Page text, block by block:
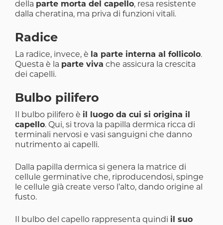
della parte morta del capello, resa resistente
dalla cheratina, ma priva di funzioni vitali.
Radice
La radice, invece, è la parte interna al follicolo.
Questa è la parte viva che assicura la crescita
dei capelli.
Bulbo pilifero
Il bulbo pilifero è il luogo da cui si origina il
capello. Qui, si trova la papilla dermica ricca di
terminali nervosi e vasi sanguigni che danno
nutrimento ai capelli.
Dalla papilla dermica si genera la matrice di
cellule germinative che, riproducendosi, spinge
le cellule già create verso l’alto, dando origine al
fusto.
Il bulbo del capello rappresenta quindi il suo